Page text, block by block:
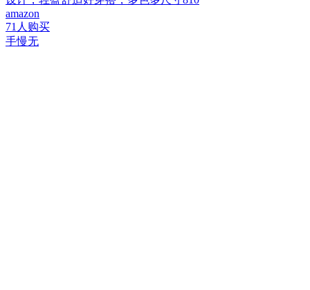
amazon
71人购买
手慢无